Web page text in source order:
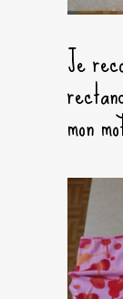
Je
mon